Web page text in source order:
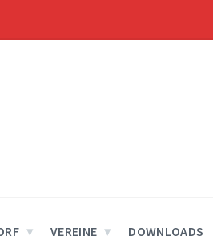
VEREINE DOWNLOADS